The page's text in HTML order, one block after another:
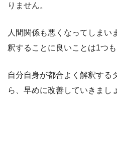
りません。
人間関係も悪くなってしまい
釈することに良いことは1つも
自分自身が都合よく解釈する
ら、早めに改善していきまし